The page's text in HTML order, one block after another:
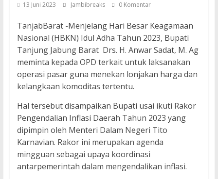
13 Juni 2023 Jambibreaks 0 Komentar
TanjabBarat -Menjelang Hari Besar Keagamaan
Nasional (HBKN) Idul Adha Tahun 2023, Bupati
Tanjung Jabung Barat Drs. H. Anwar Sadat, M. Ag
meminta kepada OPD terkait untuk laksanakan
operasi pasar guna menekan lonjakan harga dan
kelangkaan komoditas tertentu.
Hal tersebut disampaikan Bupati usai ikuti Rakor
Pengendalian Inflasi Daerah Tahun 2023 yang
dipimpin oleh Menteri Dalam Negeri Tito
Karnavian. Rakor ini merupakan agenda
mingguan sebagai upaya koordinasi
antarpemerintah dalam mengendalikan inflasi.